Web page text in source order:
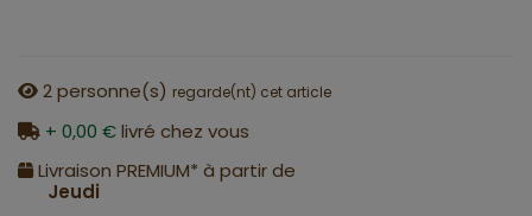
2personne(s) regarde(nt) cet article
+ 0,00 €livré chez vous
Livraison PREMIUM* à partir de
Jeudi